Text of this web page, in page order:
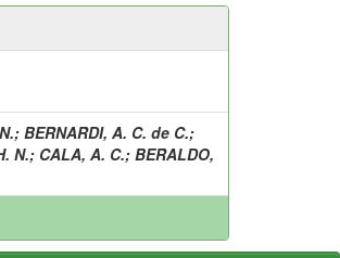
; BERNARDI, A. C. de C.;
N.; CALA, A. C.; BERALDO,